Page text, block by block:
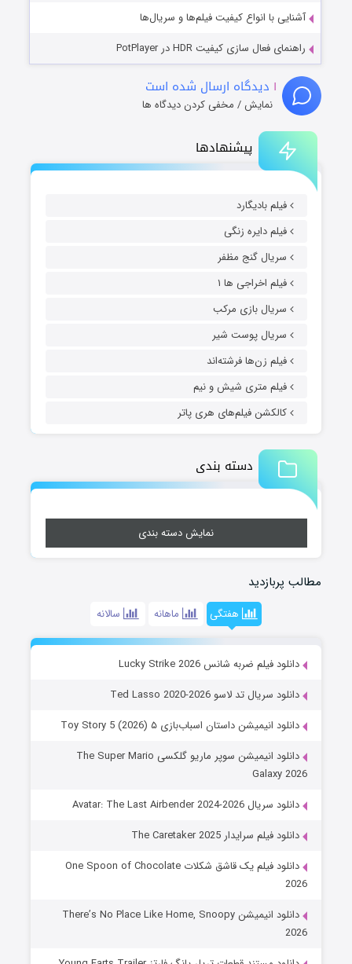
پیشنهادها
فیلم بادیگارد
فیلم دایره زنگی
سریال گنج مظفر
فیلم اخراجی ها ۱
سریال بازی مرکب
سریال پوست شیر
فیلم زن‌ها فرشته‌اند
فیلم متری شیش و نیم
کالکشن فیلم‌های هری پاتر
دسته بندی
نمایش دسته بندی
مطالب پربازدید
هفتگی ماهانه سالانه
دانلود فیلم ضربه شانس Lucky Strike 2026
دانلود سریال تد لاسو Ted Lasso 2020-2026
دانلود انیمیشن داستان اسباب‌بازی ۵ Toy Story 5 (2026)
دانلود انیمیشن سوپر ماریو گلکسی The Super Mario
Galaxy 2026
دانلود سریال Avatar: The Last Airbender 2024-2026
دانلود فیلم سرایدار The Caretaker 2025
دانلود فیلم یک قاشق شکلات One Spoon of Chocolate
2026
دانلود انیمیشن There’s No Place Like Home, Snoopy
2026
آشنایی با انواع کیفیت فیلم‌ها و سریال‌ها
راهنمای فعال سازی کیفیت HDR در PotPlayer
۱ دیدگاه ارسال شده است
نمایش / مخفی کردن دیدگاه ها